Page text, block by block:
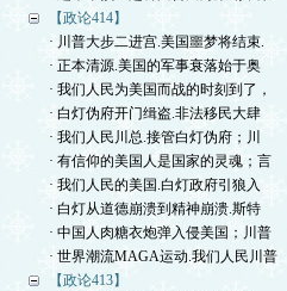
【政论414】
· 川普大步二进宫.美国噩梦将结束.
· 正本清源.美国的军事衰落始于奥
· 我们人民为美国而战的时刻到了，
· 白灯伪府开门缉盗.非法移民大肆
· 我们人民川总.接管白灯伪府；川
· 有信仰的美国人是国家的灵魂；言
· 我们人民的美国.白灯政府引狼入
· 白灯从道德崩溃到精神崩溃.斯特
· 中国人肉糖衣炮弹入侵美国；川普
· 世界潮流MAGA运动.我们人民川普
【政论413】